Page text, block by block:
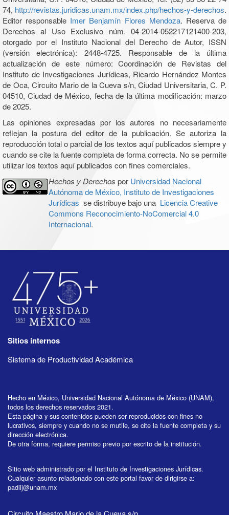
74, http://revistas.juridicas.unam.mx/index.php/hechos-y-derechos.
Editor responsable Imer Benjamín Flores Mendoza. Reserva de
Derechos al Uso Exclusivo núm. 04-2014-052217121400-203,
otorgado por el Instituto Nacional del Derecho de Autor, ISSN
(versión electrónica): 2448-4725. Responsable de la última
actualización de este número: Coordinación de Revistas del
Instituto de Investigaciones Jurídicas, Ricardo Hernández Montes
de Oca, Circuito Mario de la Cueva s/n, Ciudad Universitaria, C. P.
04510, Ciudad de México, fecha de la última modificación: marzo
de 2025.
Las opiniones expresadas por los autores no necesariamente
reflejan la postura del editor de la publicación. Se autoriza la
reproducción total o parcial de los textos aquí publicados siempre y
cuando se cite la fuente completa de forma correcta. No se permite
utilizar los textos aquí publicados con fines comerciales.
Hechos y Derechos por Universidad Nacional
Autónoma de México, Instituto de Investigaciones
Jurídicas se distribuye bajo una Licencia Creative
Commons Reconocimiento-NoComercial 4.0
Internacional.
Sitios internos
Sistema de Productividad Académica
Hecho en México, Universidad Nacional Autónoma de México (UNAM),
todos los derechos reservados 2021.
Esta página y sus contenidos pueden ser reproducidos con fines no
lucrativos, siempre y cuando no se mutile, se cite la fuente completa y su
dirección electrónica.
De otra forma, requiere permiso previo por escrito de la institución.
Sitio web administrado por el Instituto de Investigaciones Jurídicas.
Cualquier asunto relacionado con este portal favor de dirigirse a:
padiij@unam.mx